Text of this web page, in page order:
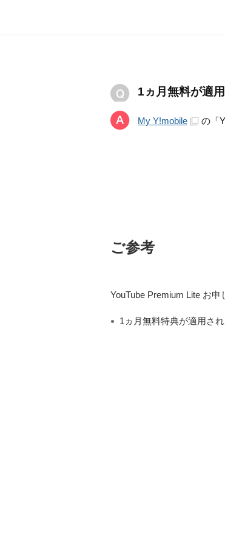
1ヵ月無料が適
My Y!mobile の「
ご参考
YouTube Premium Lite お
1ヵ月無料特典が適用さ